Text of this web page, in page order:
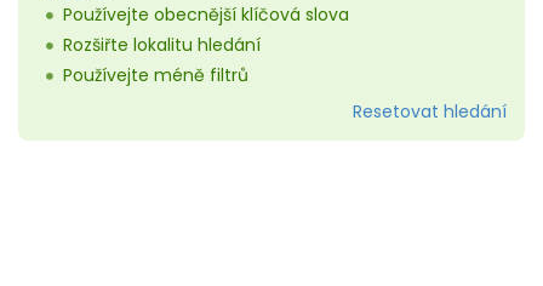
Používejte obecnější klíčová slova
Rozšiřte lokalitu hledání
Používejte méně filtrů
Resetovat hledání